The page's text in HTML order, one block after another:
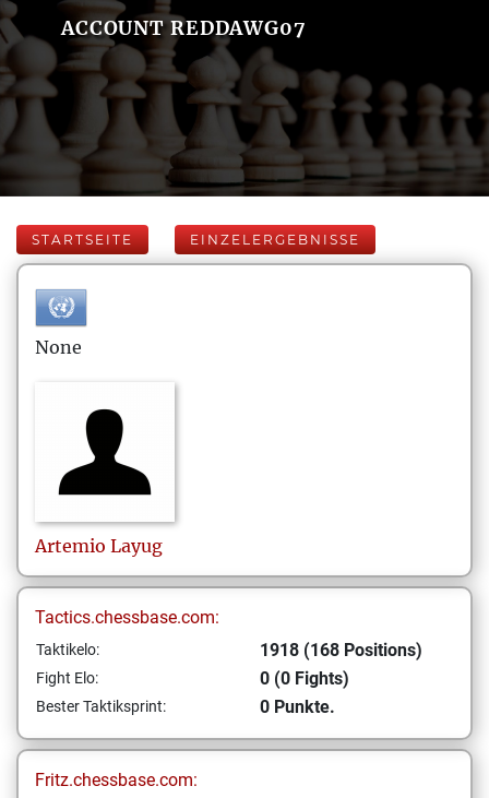
ACCOUNT REDDAWG07
STARTSEITE EINZELERGEBNISSE
None
Artemio Layug
Tactics.chessbase.com:
Taktikelo: 1918 (168 Positions)
Fight Elo: 0 (0 Fights)
Bester Taktiksprint: 0 Punkte.
Fritz.chessbase.com: